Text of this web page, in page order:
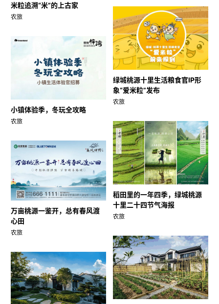
米粒追溯“米”的上古家
农旅
绿城桃源十里生活粮食官IP形
象“爱米粒”发布
农旅
小镇体验季，冬玩全攻略
农旅
稻田里的一年四季，绿城桃源
十里二十四节气海报
农旅
万亩桃源一鉴开，总有春风渡
心田
农旅